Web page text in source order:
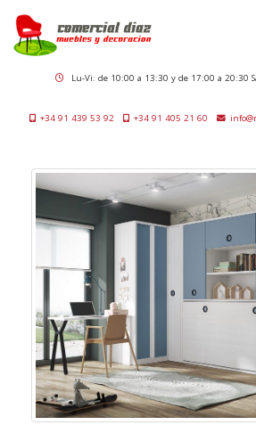
Lu-Vi: de 10:00 a 13:30 y de 17:00 a 20:30
+34 91 439 53 92 +34 91 405 21 60 info